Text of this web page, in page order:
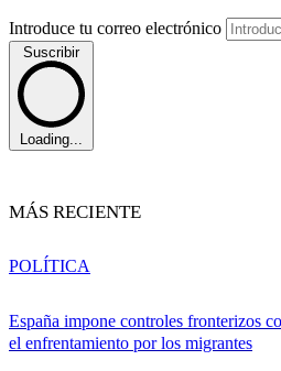
Introduce tu correo electrónico
Suscribir
Loading...
MÁS RECIENTE
España impone controles fronterizos
el enfrentamiento por los migrantes
POLÍTICA